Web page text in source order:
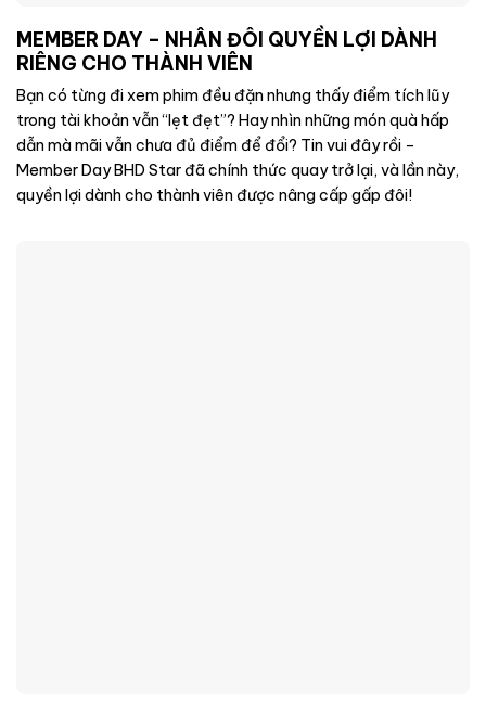
MEMBER DAY – NHÂN ĐÔI QUYỀN LỢI DÀNH
RIÊNG CHO THÀNH VIÊN
Bạn có từng đi xem phim đều đặn nhưng thấy điểm tích lũy
trong tài khoản vẫn “lẹt đẹt”? Hay nhìn những món quà hấp
dẫn mà mãi vẫn chưa đủ điểm để đổi? Tin vui đây rồi –
Member Day BHD Star đã chính thức quay trở lại, và lần này,
quyền lợi dành cho thành viên được nâng cấp gấp đôi!